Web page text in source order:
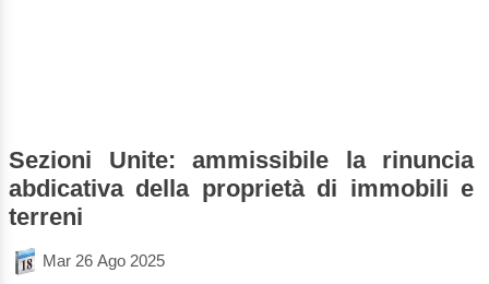
Sezioni Unite: ammissibile la rinuncia
abdicativa della proprietà di immobili e
terreni
Mar 26 Ago 2025